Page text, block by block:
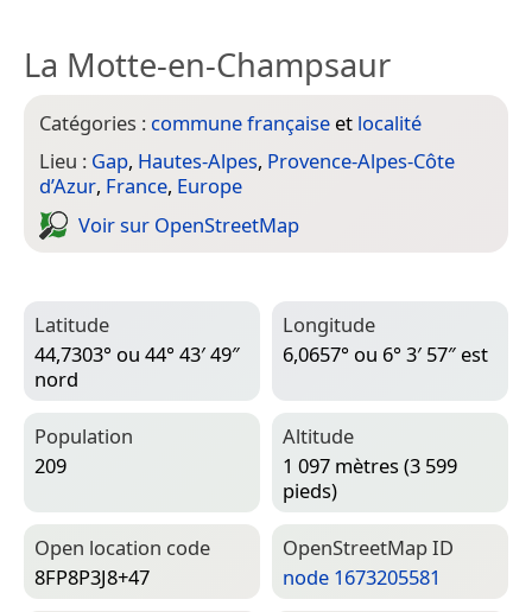
La Motte-en-Champsaur
Catégories : commune française et localité
Lieu : Gap, Hautes-Alpes, Provence-Alpes-Côte
d’Azur, France, Europe
Voir sur Open­Street­Map
Latitude
44,7303° ou 44° 43′ 49″
nord
Longitude
6,0657° ou 6° 3′ 57″ est
Population
209
Altitude
1 097 mètres (3 599
pieds)
Open location code
8FP8P3J8+47
Open­Street­Map ID
node 1673205581